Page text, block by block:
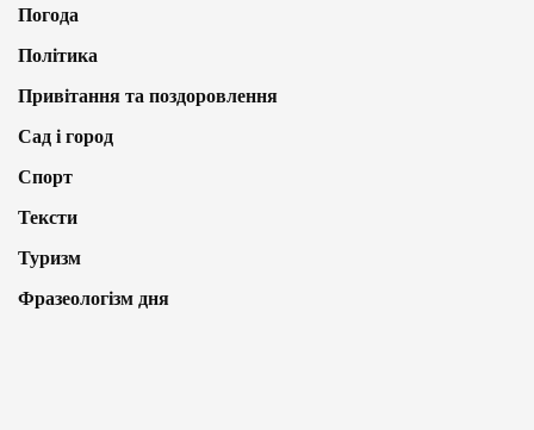
Погода
Політика
Привітання та поздоровлення
Сад і город
Спорт
Тексти
Туризм
Фразеологізм дня